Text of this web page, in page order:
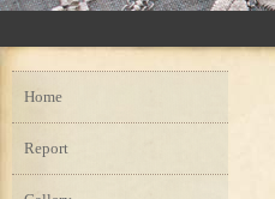
Home
Report